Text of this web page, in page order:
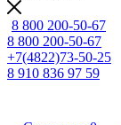
8 800 200-50-67
8 800 200-50-67
+7(4822)73-50-25
8 910 836 97 59